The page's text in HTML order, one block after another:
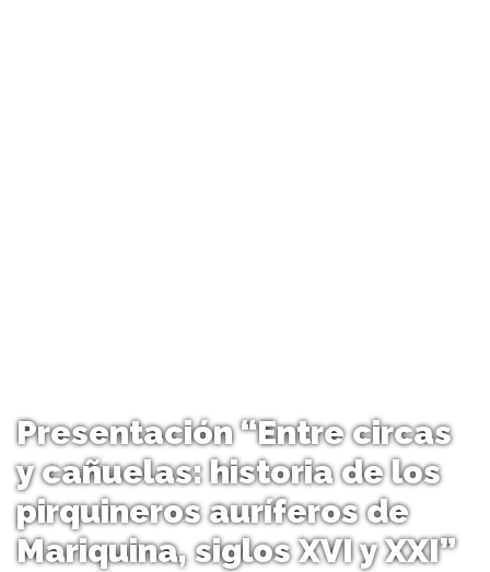
Presentación “Entre circas
y cañuelas: historia de los
pirquineros auríferos de
Mariquina, siglos XVI y XXI”